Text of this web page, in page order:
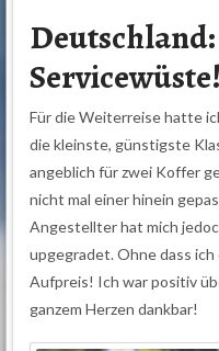
Servicewüste!
Für die Weiterreise hatte
die kleinste, günstigste
angeblich für zwei Koffer
nicht mal einer hinein
Angestellter hat mich
upgegradet. Ohne dass
Aufpreis! Ich war positiv
ganzem Herzen dankbar!